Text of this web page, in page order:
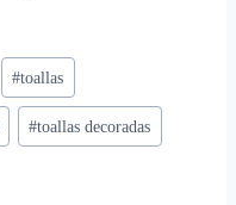
#toallas
#toallas decoradas